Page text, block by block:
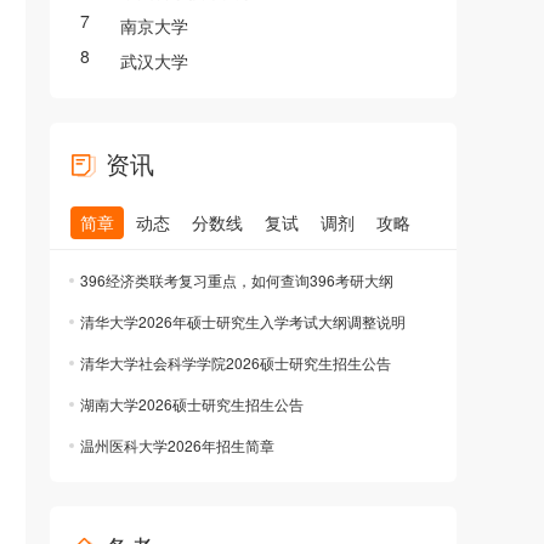
7
南京大学
8
武汉大学
资讯
简章 动态 分数线 复试 调剂 攻略
396经济类联考复习重点，如何查询396考研大纲
清华大学2026年硕士研究生入学考试大纲调整说明
清华大学社会科学学院2026硕士研究生招生公告
湖南大学2026硕士研究生招生公告
温州医科大学2026年招生简章